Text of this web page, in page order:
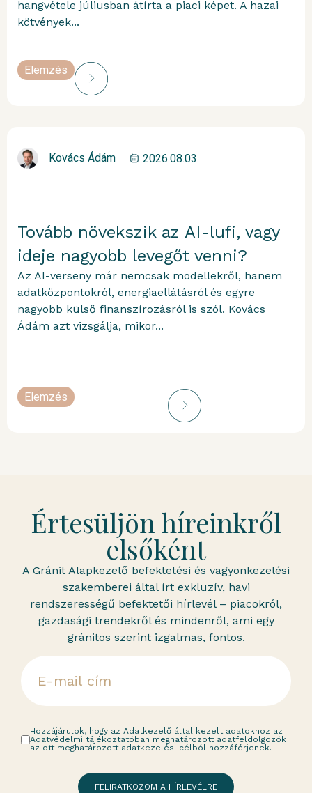
hangvétele júliusban átírta a piaci képet. A hazai
kötvények...
Elemzés
Kovács Ádám 2026.08.03.
Tovább növekszik az AI-lufi, vagy
ideje nagyobb levegőt venni?
Az AI-verseny már nemcsak modellekről, hanem
adatközpontokról, energiaellátásról és egyre
nagyobb külső finanszírozásról is szól. Kovács
Ádám azt vizsgálja, mikor...
Elemzés
Értesüljön híreinkről
elsőként
A Gránit Alapkezelő befektetési és vagyonkezelési
szakemberei által írt exkluzív, havi
rendszerességű befektetői hírlevél – piacokról,
gazdasági trendekről és mindenről, ami egy
gránitos szerint izgalmas, fontos.
Hozzájárulok, hogy az Adatkezelő által kezelt adatokhoz az
Adatvédelmi tájékoztatóban meghatározott adatfeldolgozók
az ott meghatározott adatkezelési célból hozzáférjenek.
FELIRATKOZOM A HÍRLEVÉLRE